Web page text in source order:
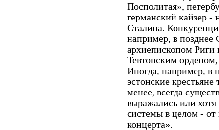
Посполитая»,
германский кайзер -
Сталина.
например, в позднее
архиепископом
Тевтонским
Иногда, например, в
эстонские
менее, всегда
выражались или
системы в целом - от
концерта».